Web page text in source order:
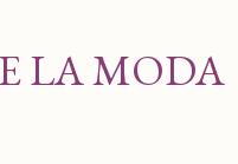
LA MODA